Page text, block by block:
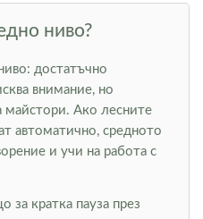
ниво?
достатъчно
внимание, но
майстори. Ако лесните
автоматично, средното
и учи на работа с
за кратка пауза през